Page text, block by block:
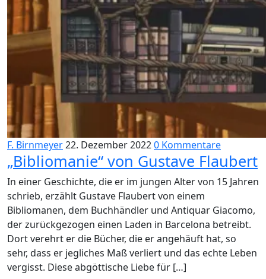
F. Birnmeyer22. Dezember 20220 Kommentare
„Bibliomanie“ von Gustave Flaubert
In einer Geschichte, die er im jungen Alter von 15 Jahren
schrieb, erzählt Gustave Flaubert von einem
Bibliomanen, dem Buchhändler und Antiquar Giacomo,
der zurückgezogen einen Laden in Barcelona betreibt.
Dort verehrt er die Bücher, die er angehäuft hat, so
sehr, dass er jegliches Maß verliert und das echte Leben
vergisst. Diese abgöttische Liebe für […]